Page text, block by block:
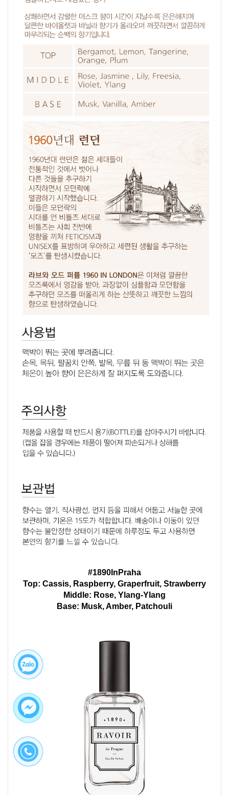
#1890InPraha
Top: Cassis, Raspberry, Graperfruit, Strawberry
Middle: Rose, Ylang-Ylang
Base: Musk, Amber, Patchouli